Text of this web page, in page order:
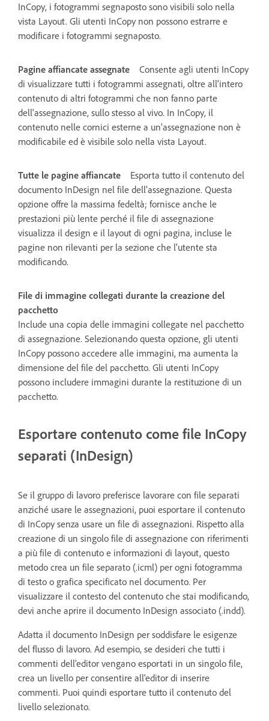
InCopy, i fotogrammi segnaposto sono visibili solo nella
vista Layout. Gli utenti InCopy non possono estrarre e
modificare i fotogrammi segnaposto.
Pagine affiancate assegnate
Consente agli utenti InCopy
di visualizzare tutti i fotogrammi assegnati, oltre all'intero
contenuto di altri fotogrammi che non fanno parte
dell'assegnazione, sullo stesso al vivo. In InCopy, il
contenuto nelle cornici esterne a un'assegnazione non è
modificabile ed è visibile solo nella vista Layout.
Tutte le pagine affiancate
Esporta tutto il contenuto del
documento InDesign nel file dell'assegnazione. Questa
opzione offre la massima fedeltà; fornisce anche le
prestazioni più lente perché il file di assegnazione
visualizza il design e il layout di ogni pagina, incluse le
pagine non rilevanti per la sezione che l'utente sta
modificando.
File di immagine collegati durante la creazione del
pacchetto
Include una copia delle immagini collegate nel pacchetto
di assegnazione. Selezionando questa opzione, gli utenti
InCopy possono accedere alle immagini, ma aumenta la
dimensione del file del pacchetto. Gli utenti InCopy
possono includere immagini durante la restituzione di un
pacchetto.
Esportare contenuto come file InCopy
separati (InDesign)
Se il gruppo di lavoro preferisce lavorare con file separati
anziché usare le assegnazioni, puoi esportare il contenuto
di InCopy senza usare un file di assegnazioni. Rispetto alla
creazione di un singolo file di assegnazione con riferimenti
a più file di contenuto e informazioni di layout, questo
metodo crea un file separato (.icml) per ogni fotogramma
di testo o grafica specificato nel documento. Per
visualizzare il contesto del contenuto che stai modificando,
devi anche aprire il documento InDesign associato (.indd).
Adatta il documento InDesign per soddisfare le esigenze
del flusso di lavoro. Ad esempio, se desideri che tutti i
commenti dell'editor vengano esportati in un singolo file,
crea un livello per consentire all'editor di inserire
commenti. Puoi quindi esportare tutto il contenuto del
livello selezionato.